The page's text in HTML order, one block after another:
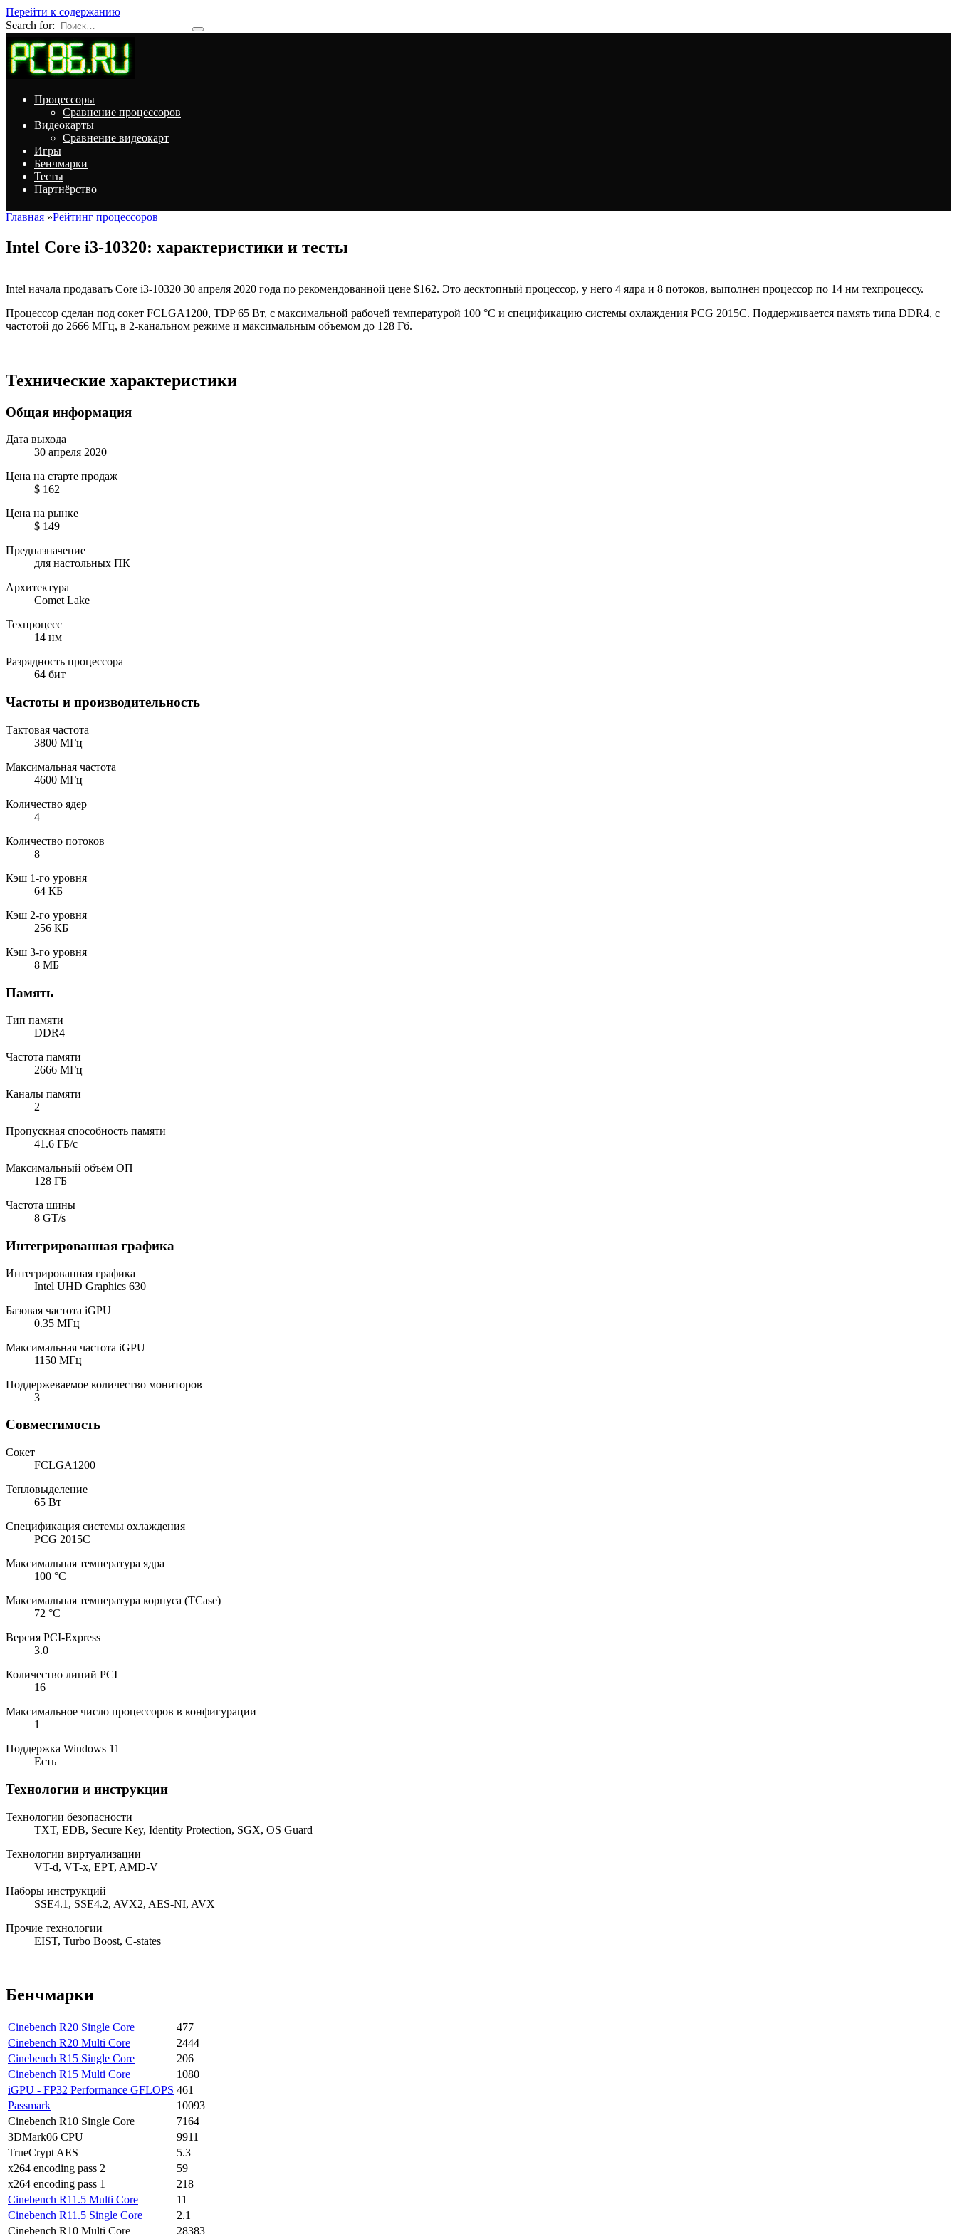
Перейти к содержанию
Search for:
Процессоры
Сравнение процессоров
Видеокарты
Сравнение видеокарт
Игры
Бенчмарки
Тесты
Партнёрство
Главная »Рейтинг процессоров
Intel Core i3-10320: характеристики и тесты
Intel начала продавать Core i3-10320 30 апреля 2020 года по рекомендованной цене $162. Это десктопный процессор, у него 4 ядра и 8 потоков, выполнен процессор по 14 нм техпроцессу.
Процессор сделан под сокет FCLGA1200, TDP 65 Вт, с максимальной рабочей температурой 100 °C и спецификацию системы охлаждения PCG 2015C. Поддерживается память типа DDR4, с
частотой до 2666 МГц, в 2-канальном режиме и максимальным объемом до 128 Гб.
Технические характеристики
Общая информация
Дата выхода
30 апреля 2020
Цена на старте продаж
$ 162
Цена на рынке
$ 149
Предназначение
для настольных ПК
Архитектура
Comet Lake
Техпроцесс
14 нм
Разрядность процессора
64 бит
Частоты и производительность
Тактовая частота
3800 МГц
Максимальная частота
4600 МГц
Количество ядер
4
Количество потоков
8
Кэш 1-го уровня
64 КБ
Кэш 2-го уровня
256 КБ
Кэш 3-го уровня
8 МБ
Память
Тип памяти
DDR4
Частота памяти
2666 МГц
Каналы памяти
2
Пропускная способность памяти
41.6 ГБ/с
Максимальный объём ОП
128 ГБ
Частота шины
8 GT/s
Интегрированная графика
Интегрированная графика
Intel UHD Graphics 630
Базовая частота iGPU
0.35 МГц
Максимальная частота iGPU
1150 МГц
Поддержеваемое количество мониторов
3
Совместимость
Сокет
FCLGA1200
Тепловыделение
65 Вт
Спецификация системы охлаждения
PCG 2015C
Максимальная температура ядра
100 °C
Максимальная температура корпуса (TCase)
72 °C
Версия PCI-Express
3.0
Количество линий PCI
16
Максимальное число процессоров в конфигурации
1
Поддержка Windows 11
Есть
Технологии и инструкции
Технологии безопасности
TXT, EDB, Secure Key, Identity Protection, SGX, OS Guard
Технологии виртуализации
VT-d, VT-x, EPT, AMD-V
Наборы инструкций
SSE4.1, SSE4.2, AVX2, AES-NI, AVX
Прочие технологии
EIST, Turbo Boost, C-states
Бенчмарки
Cinebench R20 Single Core
477
Cinebench R20 Multi Core
2444
Cinebench R15 Single Core
206
Cinebench R15 Multi Core
1080
iGPU - FP32 Performance GFLOPS 461
Passmark
10093
Cinebench R10 Single Core
7164
3DMark06 CPU
9911
TrueCrypt AES
5.3
x264 encoding pass 2
59
x264 encoding pass 1
218
Cinebench R11.5 Multi Core
11
Cinebench R11.5 Single Core
2.1
Cinebench R10 Multi Core
28383